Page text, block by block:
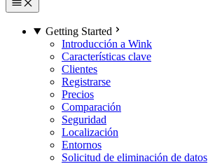
Getting Started
Introducción a Wink
Características clave
Clientes
Registrarse
Precios
Comparación
Seguridad
Localización
Entornos
Solicitud de eliminación de datos